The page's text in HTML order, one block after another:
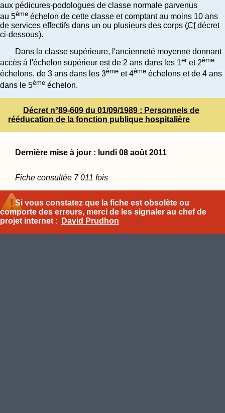
aux pédicures-podologues de classe normale parvenus
au 5ème échelon de cette classe et comptant au moins 10 ans
de services effectifs dans un ou plusieurs des corps (Cfdécret
ci-dessous).
Dans la classe supérieure, l'ancienneté moyenne donnant
accès à l'échelon supérieur est de 2 ans dans les 1er et 2ème
échelons, de 3 ans dans les 3ème et 4ème échelons et de 4 ans
dans le 5ème échelon.
Décret n°89-609 du 01/09/1989 : Personnels de
rééducation de la fonction publique hospitalière
Dernière mise à jour : lundi 08 août 2011
Fiche consultée 7 011 fois
Si vous constatez que la fiche est obsolète ou
comporte des erreurs, merci de les signaler au chef de
projet internet :
David Prudhon